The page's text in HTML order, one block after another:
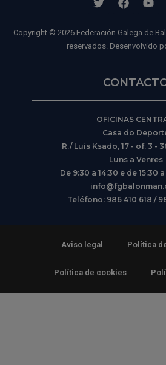
Copyright © 2026 Federación Galega de
reservados. Desenvolvido
OFICINAS
Casa do
R./ Luis Ksado, 17 - of. 3 -
Luns a Venres
De 9:30 a 14:30 e de 15:30
Teléfono: 986 410 618 /
Aviso legal Política
Política de cookies